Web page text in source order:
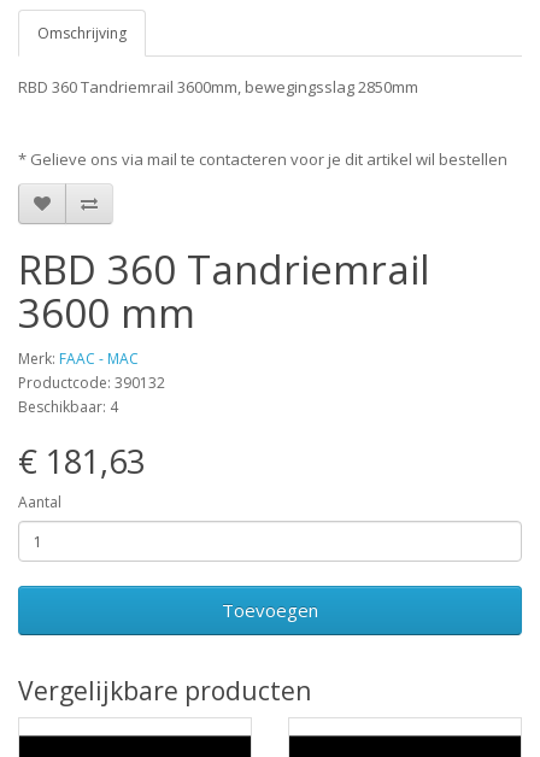
Omschrijving
RBD 360 Tandriemrail 3600mm, bewegingsslag 2850mm
* Gelieve ons via mail te contacteren voor je dit artikel wil bestellen
RBD 360 Tandriemrail
3600 mm
Merk: FAAC - MAC
Productcode: 390132
Beschikbaar: 4
€ 181,63
Aantal
Toevoegen
Vergelijkbare producten